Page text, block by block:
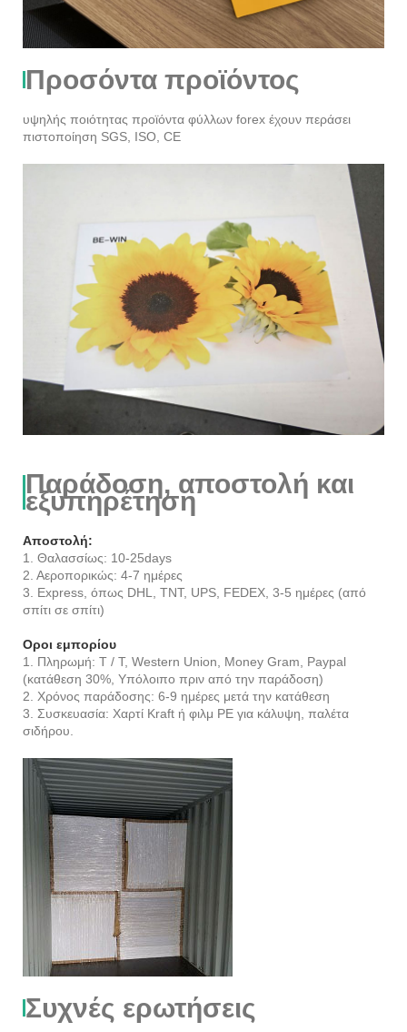
Προσόντα προϊόντος
υψηλής ποιότητας προϊόντα φύλλων forex έχουν περάσει
πιστοποίηση SGS, ISO, CE
Παράδοση, αποστολή και
εξυπηρέτηση
Αποστολή:
1. Θαλασσίως: 10-25days
2. Αεροπορικώς: 4-7 ημέρες
3. Express, όπως DHL, TNT, UPS, FEDEX, 3-5 ημέρες (από
σπίτι σε σπίτι)
Οροι εμπορίου
1. Πληρωμή: T / T, Western Union, Money Gram, Paypal
(κατάθεση 30%, Υπόλοιπο πριν από την παράδοση)
2. Χρόνος παράδοσης: 6-9 ημέρες μετά την κατάθεση
3. Συσκευασία: Χαρτί Kraft ή φιλμ PE για κάλυψη, παλέτα
σιδήρου.
Συχνές ερωτήσεις